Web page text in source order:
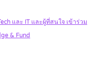
และ IT และผู้ที่สนใจ เข้าร่วม
& Fund